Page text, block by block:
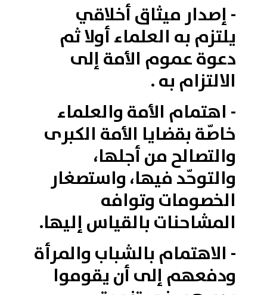
- إصدار ميثاق أخلاقي
يلتزم به العلماء أولا ثم
دعوة عموم الأمة إلى
الالتزام به .
- اهتمام الأمة والعلماء
خاصّة بقضايا الأمة الكبرى
والتصالح من أجلها،
والتوحّد فيها، واستصغار
الخصومات وتوافه
المشاحنات بالقياس إليها.
- الاهتمام بالشباب والمرأة
ودفعهم إلى أن يقوموا